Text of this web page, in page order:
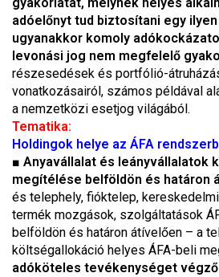
adóelőnyt tud biztosítani egy
ugyanakkor komoly
levonási jog nem megfelelő
részesedések és portfólió-
vonatkozásairól, számos példával
a nemzetközi esetjog világából.
Tematika:
Holdingok helye az ÁFA
■ Anyavállalat és leányvállalatok
megítélése belföldön és határon
és telephely, fióktelep,
termék mozgások, szolgáltatások
belföldön és határon átívelően – a
költségallokáció helyes ÁFA-beli
adóköteles tevékenységet végző